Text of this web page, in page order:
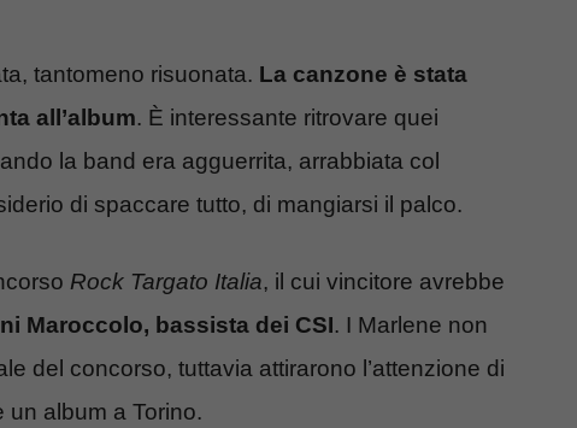
tantomeno risuonata. La canzone è stata
all’album. È interessante ritrovare quei
la band era agguerrita, arrabbiata col
di spaccare tutto, di mangiarsi il palco.
Rock Targato Italia, il cui vincitore avrebbe
Maroccolo, bassista dei CSI. I Marlene non
del concorso, tuttavia attirarono l’attenzione di
un album a Torino.